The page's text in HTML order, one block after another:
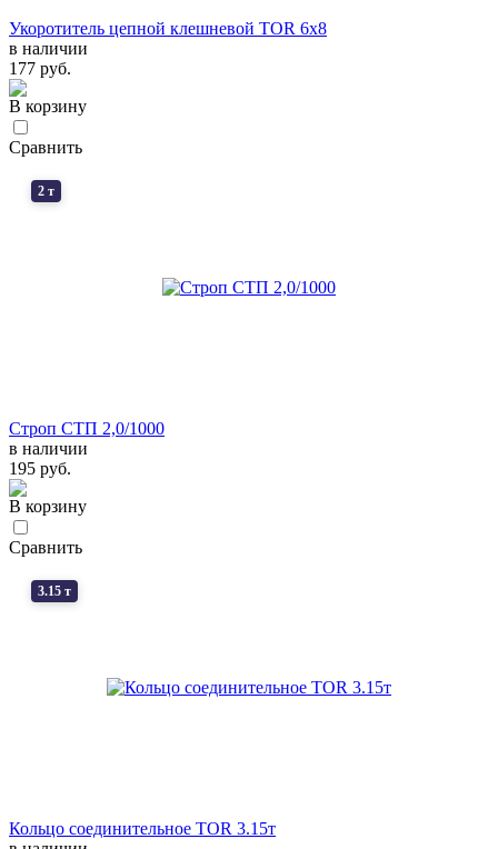
Укоротитель цепной клешневой TOR 6х8
в наличии
177 руб.
В корзину
Сравнить
2 т
Строп СТП 2,0/1000
в наличии
195 руб.
В корзину
Сравнить
3.15 т
Кольцо соединительное TOR 3.15т